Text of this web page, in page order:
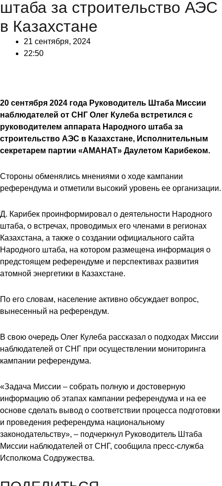
штаба за строительство АЭС
в Казахстане
21 сентября, 2024
22:50
20 сентября 2024 года Руководитель Штаба Миссии
наблюдателей от СНГ Олег Кулеба встретился с
руководителем аппарата Народного штаба за
строительство АЭС в Казахстане, Исполнительным
секретарем партии «АМАНАТ» Даулетом Карибеком.
Стороны обменялись мнениями о ходе кампании
референдума и отметили высокий уровень ее организации.
Д. Карибек проинформировал о деятельности Народного
штаба, о встречах, проводимых его членами в регионах
Казахстана, а также о создании официального сайта
Народного штаба, на котором размещена информация о
предстоящем референдуме и перспективах развития
атомной энергетики в Казахстане.
По его словам, население активно обсуждает вопрос,
вынесенный на референдум.
В свою очередь Олег Кулеба рассказал о подходах Миссии
наблюдателей от СНГ при осуществлении мониторинга
кампании референдума.
«Задача Миссии – собрать полную и достоверную
информацию об этапах кампании референдума и на ее
основе сделать вывод о соответствии процесса подготовки
и проведения референдума национальному
законодательству», – подчеркнул Руководитель Штаба
Миссии наблюдателей от СНГ, сообщила пресс-служба
Исполкома Содружества.